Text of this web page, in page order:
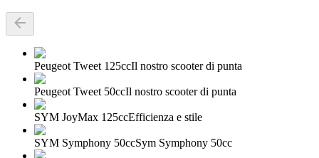
Peugeot Tweet 125ccIl nostro scooter di punta
Peugeot Tweet 50ccIl nostro scooter di punta
SYM JoyMax 125ccEfficienza e stile
SYM Symphony 50ccSym Symphony 50cc